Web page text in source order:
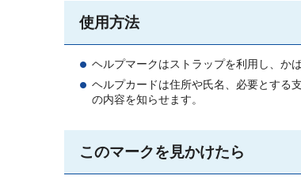
使用方法
ヘルプマークはストラップを利用し、か
ヘルプカードは住所や氏名、必要とする
の内容を知らせます。
このマークを見かけたら